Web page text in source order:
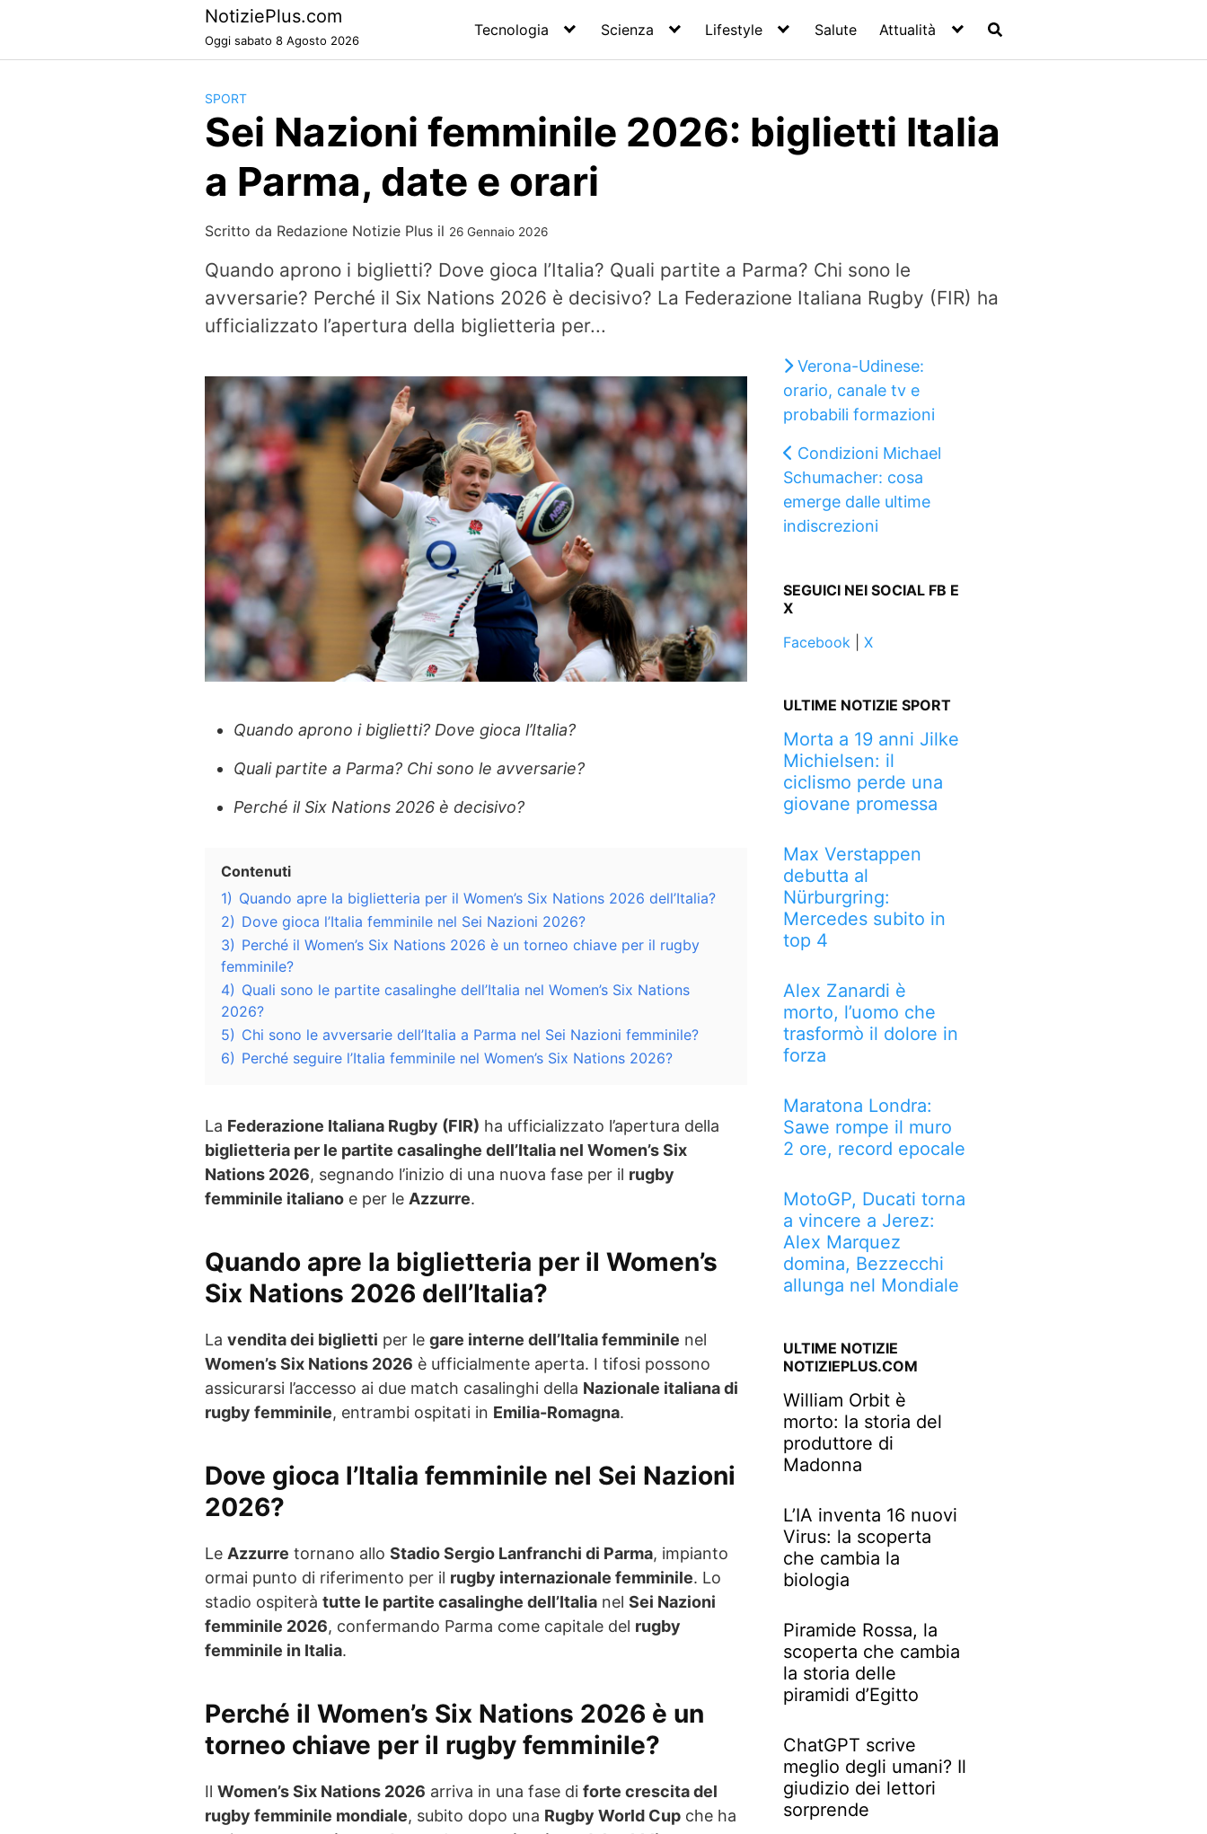
NotiziePlus.com
Oggi sabato 8 Agosto 2026
Tecnologia Scienza Lifestyle Salute Attualità
SPORT
Sei Nazioni femminile 2026: biglietti Italia
a Parma, date e orari
Scritto da Redazione Notizie Plus il 26 Gennaio 2026
Quando aprono i biglietti? Dove gioca l’Italia? Quali partite a Parma? Chi sono le
avversarie? Perché il Six Nations 2026 è decisivo? La Federazione Italiana Rugby (FIR) ha
ufficializzato l’apertura della biglietteria per...
Quando aprono i biglietti? Dove gioca l’Italia?
Quali partite a Parma? Chi sono le avversarie?
Perché il Six Nations 2026 è decisivo?
Contenuti
1) Quando apre la biglietteria per il Women’s Six Nations 2026 dell’Italia?
2) Dove gioca l’Italia femminile nel Sei Nazioni 2026?
3) Perché il Women’s Six Nations 2026 è un torneo chiave per il rugby
femminile?
4) Quali sono le partite casalinghe dell’Italia nel Women’s Six Nations
2026?
5) Chi sono le avversarie dell’Italia a Parma nel Sei Nazioni femminile?
6) Perché seguire l’Italia femminile nel Women’s Six Nations 2026?
La Federazione Italiana Rugby (FIR) ha ufficializzato l’apertura della
biglietteria per le partite casalinghe dell’Italia nel Women’s Six
Nations 2026, segnando l’inizio di una nuova fase per il rugby
femminile italiano e per le Azzurre.
Quando apre la biglietteria per il Women’s
Six Nations 2026 dell’Italia?
La vendita dei biglietti per le gare interne dell’Italia femminile nel
Women’s Six Nations 2026 è ufficialmente aperta. I tifosi possono
assicurarsi l’accesso ai due match casalinghi della Nazionale italiana di
rugby femminile, entrambi ospitati in Emilia-Romagna.
Dove gioca l’Italia femminile nel Sei Nazioni
2026?
Le Azzurre tornano allo Stadio Sergio Lanfranchi di Parma, impianto
ormai punto di riferimento per il rugby internazionale femminile. Lo
stadio ospiterà tutte le partite casalinghe dell’Italia nel Sei Nazioni
femminile 2026, confermando Parma come capitale del rugby
femminile in Italia.
Perché il Women’s Six Nations 2026 è un
torneo chiave per il rugby femminile?
Il Women’s Six Nations 2026 arriva in una fase di forte crescita del
rugby femminile mondiale, subito dopo una Rugby World Cup che ha
Verona-Udinese:
orario, canale tv e
probabili formazioni
Condizioni Michael
Schumacher: cosa
emerge dalle ultime
indiscrezioni
SEGUICI NEI SOCIAL FB E
X
Facebook| X
ULTIME NOTIZIE SPORT
Morta a 19 anni Jilke
Michielsen: il
ciclismo perde una
giovane promessa
Max Verstappen
debutta al
Nürburgring:
Mercedes subito in
top 4
Alex Zanardi è
morto, l’uomo che
trasformò il dolore in
forza
Maratona Londra:
Sawe rompe il muro
2 ore, record epocale
MotoGP, Ducati torna
a vincere a Jerez:
Alex Marquez
domina, Bezzecchi
allunga nel Mondiale
ULTIME NOTIZIE
NOTIZIEPLUS.COM
William Orbit è
morto: la storia del
produttore di
Madonna
L’IA inventa 16 nuovi
Virus: la scoperta
che cambia la
biologia
Piramide Rossa, la
scoperta che cambia
la storia delle
piramidi d’Egitto
ChatGPT scrive
meglio degli umani? Il
giudizio dei lettori
sorprende